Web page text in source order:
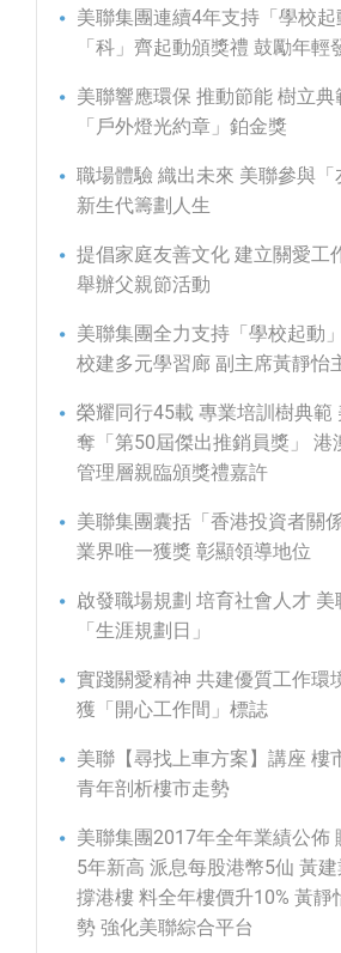
美聯集團連續4年支持「學校起
「科」齊起動頒獎禮 鼓勵年輕
美聯響應環保 推動節能 樹立
「戶外燈光約章」鉑金獎
職場體驗 織出未來 美聯參與「
新生代籌劃人生
提倡家庭友善文化 建立關愛工
舉辦父親節活動
美聯集團全力支持「學校起動
校建多元學習廊 副主席黃靜怡
榮耀同行45載 專業培訓樹典範
奪「第50屆傑出推銷員獎」 港
管理層親臨頒獎禮嘉許
美聯集團囊括「香港投資者關
業界唯一獲獎 彰顯領導地位
啟發職場規劃 培育社會人才
「生涯規劃日」
實踐關愛精神 共建優質工作環
獲「開心工作間」標誌
美聯【尋找上車方案】講座 樓
青年剖析樓市走勢
美聯集團2017年全年業績公佈
5年新高 派息每股港幣5仙 黃建
撐港樓 料全年樓價升10% 黃靜
勢 強化美聯綜合平台